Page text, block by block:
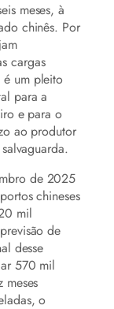
meses, à
chinês. Por
cargas
é um pleito
para a
e para o
ao produtor
de 2025
chineses
mil
de
desse
570 mil
meses
o